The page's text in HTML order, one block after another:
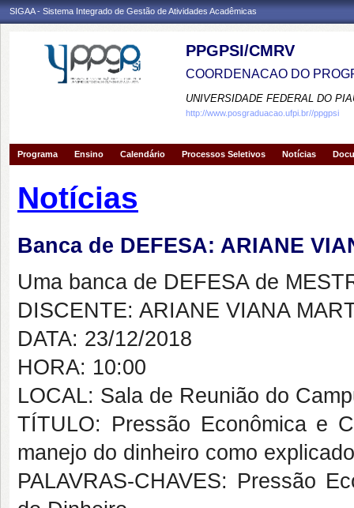
SIGAA - Sistema Integrado de Gestão de Atividades Acadêmicas
PPGPSI/CMRV
COORDENACAO DO
UNIVERSIDADE FEDERAL DO
http://www.posgraduacao.ufpi.br//ppgpsi
Programa Ensino Calendário Processos Seletivos Notícias
Notícias
Banca de DEFESA: ARIANE
Uma banca de DEFESA de
DISCENTE: ARIANE VIANA
DATA: 23/12/2018
HORA: 10:00
LOCAL: Sala de Reunião do
TÍTULO: Pressão Econômica e
manejo do dinheiro como
PALAVRAS-CHAVES: Pressão